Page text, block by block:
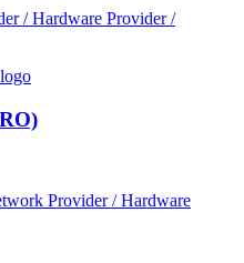
/ Hardware Provider /
Provider / Hardware